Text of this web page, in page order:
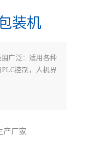
装机
广泛：适用各种
控制，人机界
产厂家